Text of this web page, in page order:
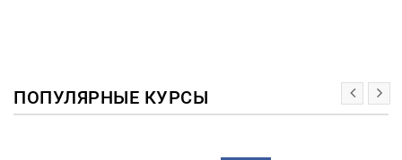
ПОПУЛЯРНЫЕ КУРСЫ